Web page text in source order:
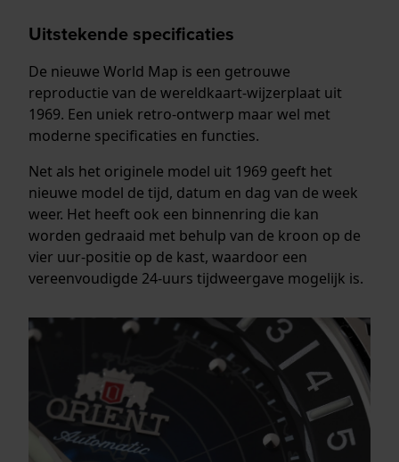
Uitstekende specificaties
De nieuwe World Map is een getrouwe
reproductie van de wereldkaart-wijzerplaat uit
1969. Een uniek retro-ontwerp maar wel met
moderne specificaties en functies.
Net als het originele model uit 1969 geeft het
nieuwe model de tijd, datum en dag van de week
weer. Het heeft ook een binnenring die kan
worden gedraaid met behulp van de kroon op de
vier uur-positie op de kast, waardoor een
vereenvoudigde 24-uurs tijdweergave mogelijk is.